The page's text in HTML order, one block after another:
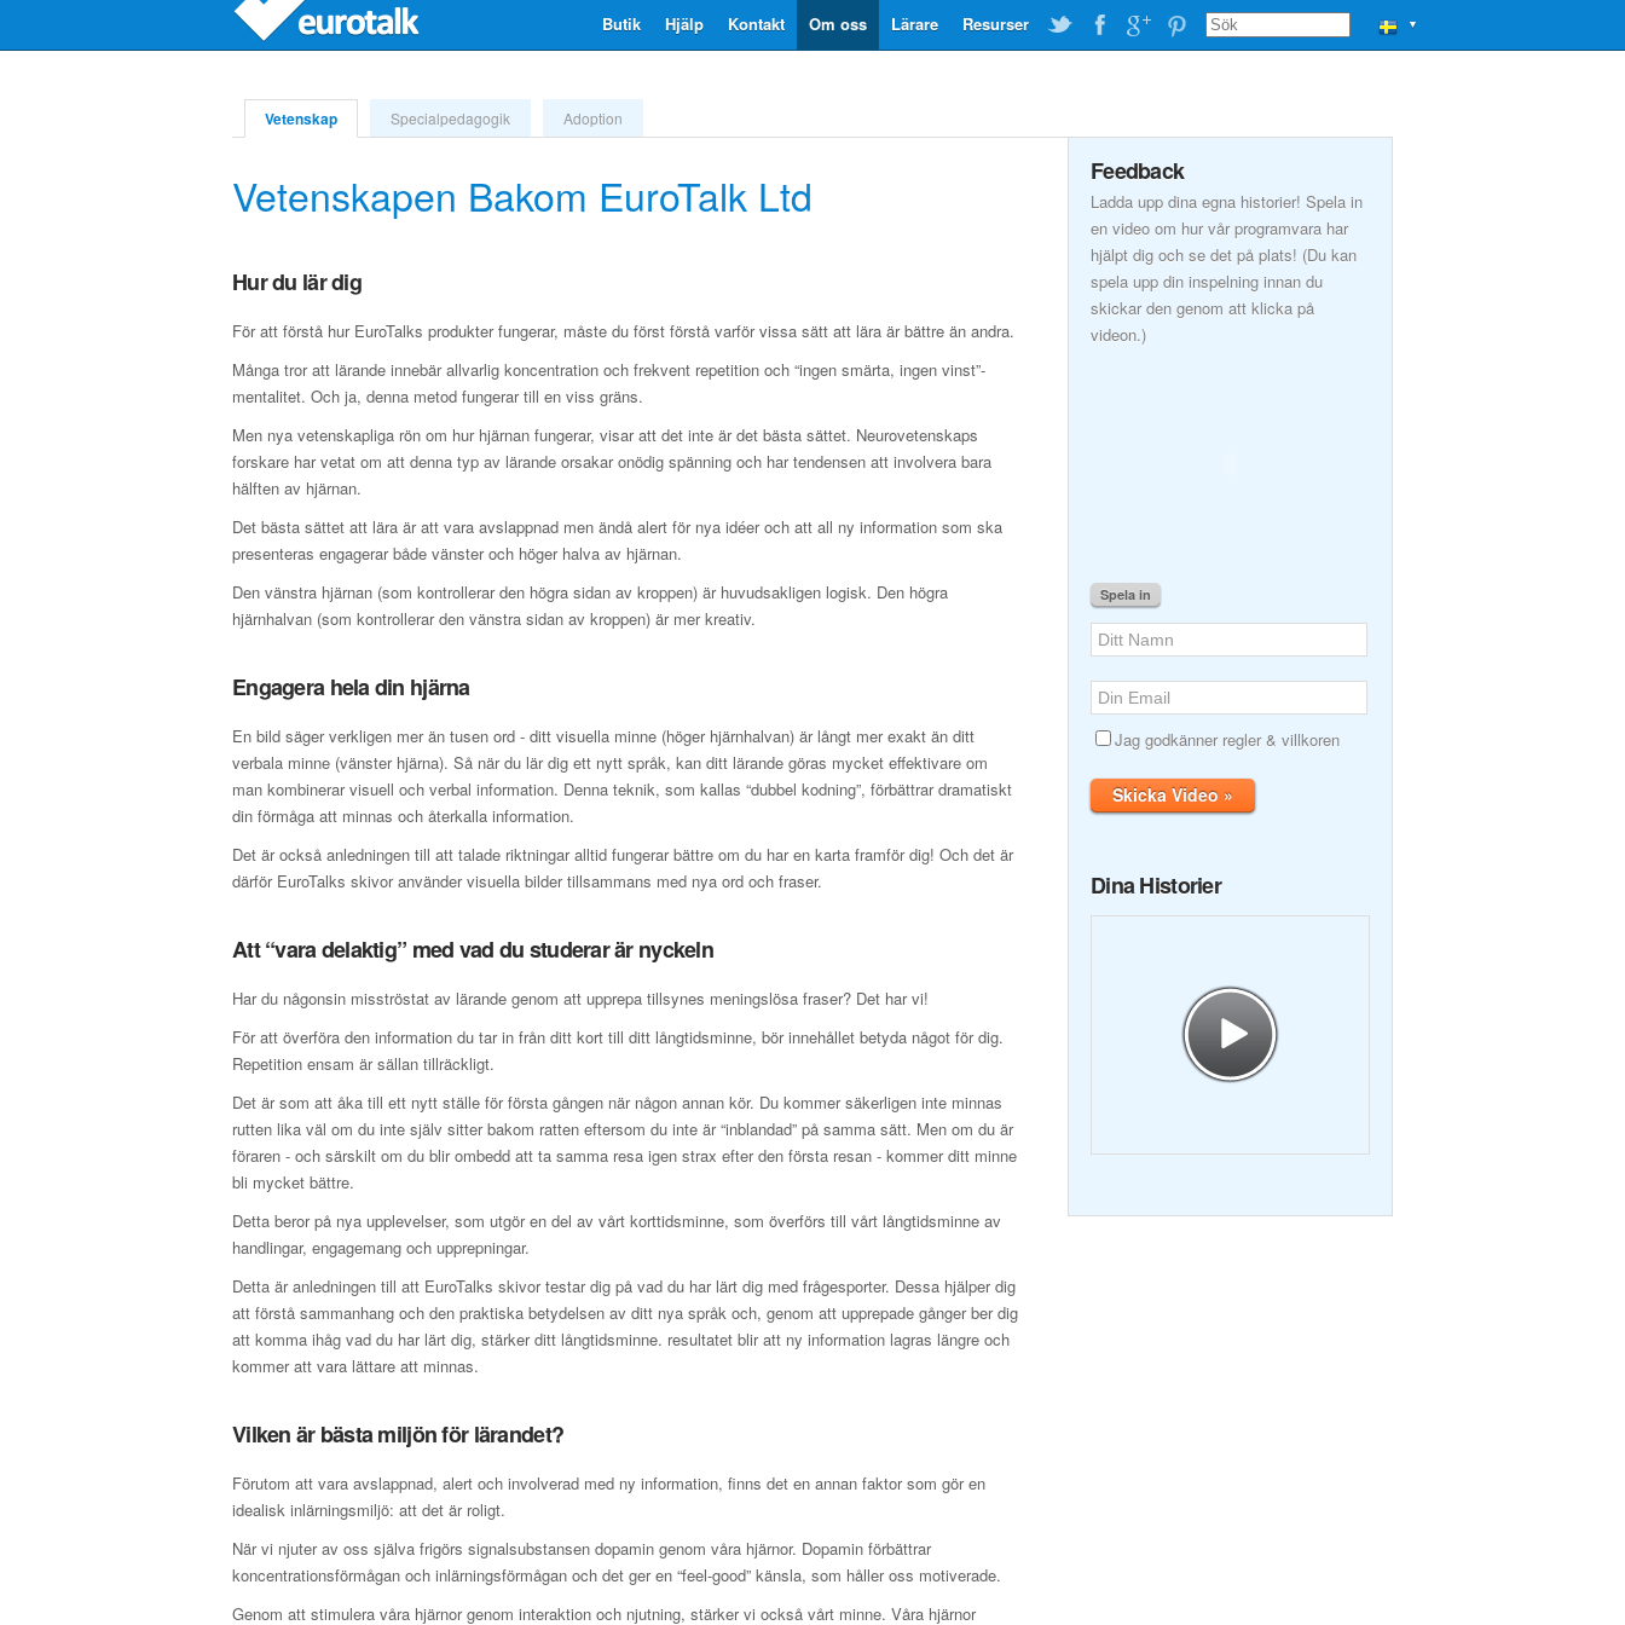
▼
Resurser
Lärare
Om oss
Kontakt
Hjälp
Butik
Vetenskap Specialpedagogik Adoption
Vetenskapen Bakom EuroTalk Ltd
Hur du lär dig
För att förstå hur EuroTalks produkter fungerar, måste du först förstå varför vissa sätt att lära är bättre än andra.
Många tror att lärande innebär allvarlig koncentration och frekvent repetition och “ingen smärta, ingen vinst”-
mentalitet. Och ja, denna metod fungerar till en viss gräns.
Men nya vetenskapliga rön om hur hjärnan fungerar, visar att det inte är det bästa sättet. Neurovetenskaps
forskare har vetat om att denna typ av lärande orsakar onödig spänning och har tendensen att involvera bara
hälften av hjärnan.
Det bästa sättet att lära är att vara avslappnad men ändå alert för nya idéer och att all ny information som ska
presenteras engagerar både vänster och höger halva av hjärnan.
Den vänstra hjärnan (som kontrollerar den högra sidan av kroppen) är huvudsakligen logisk. Den högra
hjärnhalvan (som kontrollerar den vänstra sidan av kroppen) är mer kreativ.
Engagera hela din hjärna
En bild säger verkligen mer än tusen ord - ditt visuella minne (höger hjärnhalvan) är långt mer exakt än ditt
verbala minne (vänster hjärna). Så när du lär dig ett nytt språk, kan ditt lärande göras mycket effektivare om
man kombinerar visuell och verbal information. Denna teknik, som kallas “dubbel kodning”, förbättrar dramatiskt
din förmåga att minnas och återkalla information.
Det är också anledningen till att talade riktningar alltid fungerar bättre om du har en karta framför dig! Och det är
därför EuroTalks skivor använder visuella bilder tillsammans med nya ord och fraser.
Att “vara delaktig” med vad du studerar är nyckeln
Har du någonsin misströstat av lärande genom att upprepa tillsynes meningslösa fraser? Det har vi!
För att överföra den information du tar in från ditt kort till ditt långtidsminne, bör innehållet betyda något för dig.
Repetition ensam är sällan tillräckligt.
Det är som att åka till ett nytt ställe för första gången när någon annan kör. Du kommer säkerligen inte minnas
rutten lika väl om du inte själv sitter bakom ratten eftersom du inte är “inblandad” på samma sätt. Men om du är
föraren - och särskilt om du blir ombedd att ta samma resa igen strax efter den första resan - kommer ditt minne
bli mycket bättre.
Detta beror på nya upplevelser, som utgör en del av vårt korttidsminne, som överförs till vårt långtidsminne av
handlingar, engagemang och upprepningar.
Detta är anledningen till att EuroTalks skivor testar dig på vad du har lärt dig med frågesporter. Dessa hjälper dig
att förstå sammanhang och den praktiska betydelsen av ditt nya språk och, genom att upprepade gånger ber dig
att komma ihåg vad du har lärt dig, stärker ditt långtidsminne. resultatet blir att ny information lagras längre och
kommer att vara lättare att minnas.
Vilken är bästa miljön för lärandet?
Förutom att vara avslappnad, alert och involverad med ny information, finns det en annan faktor som gör en
idealisk inlärningsmiljö: att det är roligt.
När vi njuter av oss själva frigörs signalsubstansen dopamin genom våra hjärnor. Dopamin förbättrar
koncentrationsförmågan och inlärningsförmågan och det ger en “feel-good” känsla, som håller oss motiverade.
Genom att stimulera våra hjärnor genom interaktion och njutning, stärker vi också vårt minne. Våra hjärnor
Feedback
Ladda upp dina egna historier! Spela in
en video om hur vår programvara har
hjälpt dig och se det på plats! (Du kan
spela upp din inspelning innan du
skickar den genom att klicka på
videon.)
Spela in
Jag godkänner regler & villkoren
Skicka Video »
Dina Historier